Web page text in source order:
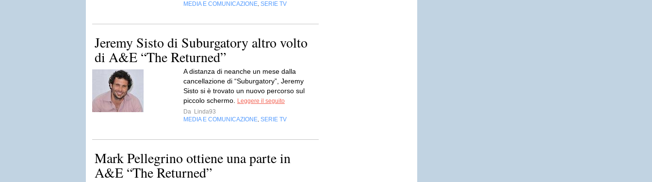
MEDIA E COMUNICAZIONE SERIE TV
Jeremy Sisto di Suburgatory altro volto
di A&E “The Returned”
A distanza di neanche un mese dalla
cancellazione di “Suburgatory”, Jeremy
Sisto si è trovato un nuovo percorso sul
piccolo schermo.
Leggere il seguito
Da Linda93
MEDIA E COMUNICAZIONE SERIE TV
Mark Pellegrino ottiene una parte in
A&E “The Returned”